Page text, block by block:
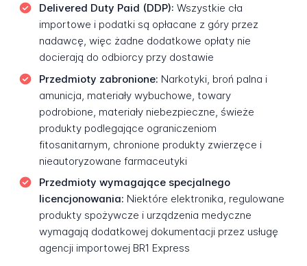
Delivered Duty Paid (DDP): Wszystkie cła
importowe i podatki są opłacane z góry przez
nadawcę, więc żadne dodatkowe opłaty nie
docierają do odbiorcy przy dostawie
Przedmioty zabronione: Narkotyki, broń palna i
amunicja, materiały wybuchowe, towary
podrobione, materiały niebezpieczne, świeże
produkty podlegające ograniczeniom
fitosanitarnym, chronione produkty zwierzęce i
nieautoryzowane farmaceutyki
Przedmioty wymagające specjalnego
licencjonowania: Niektóre elektronika, regulowane
produkty spożywcze i urządzenia medyczne
wymagają dodatkowej dokumentacji przez usługę
agencji importowej BR1 Express